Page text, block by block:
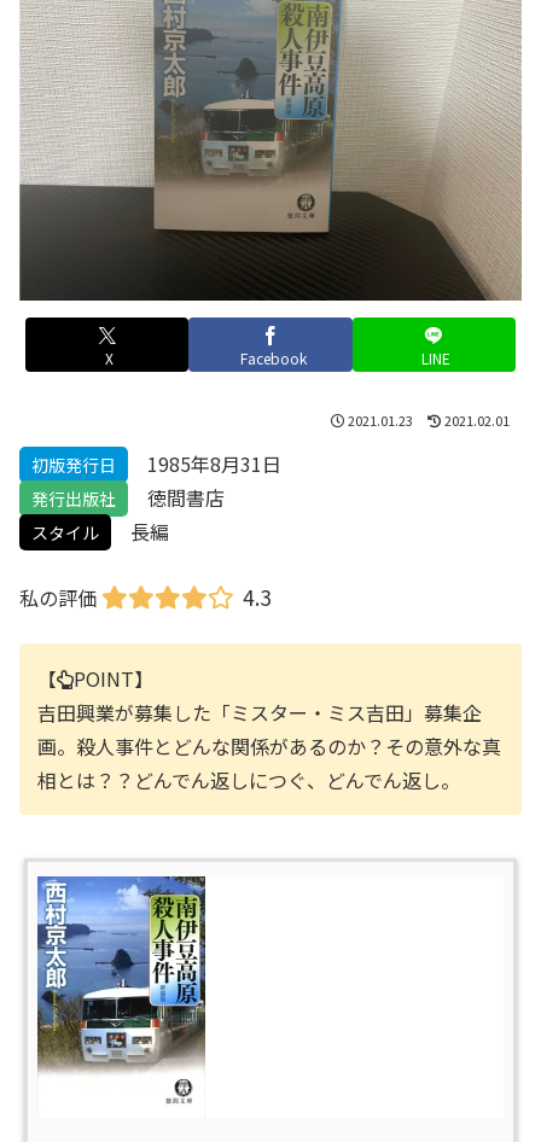
X Facebook LINE
2021.01.23 2021.02.01
初版発行日 1985年8月31日
発行出版社 徳間書店
スタイル 長編
私の評価 4.3
【
POINT】
吉田興業が募集した「ミスター・ミス吉田」募集企
画。殺人事件とどんな関係があるのか？その意外な真
相とは？？どんでん返しにつぐ、どんでん返し。